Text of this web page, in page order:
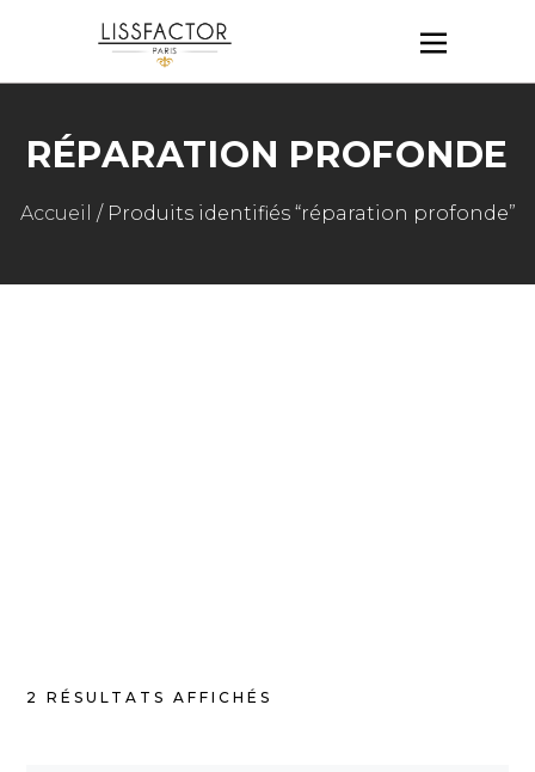
RÉPARATION PROFONDE
Accueil / Produits identifiés “réparation profonde”
2 RÉSULTATS AFFICHÉS